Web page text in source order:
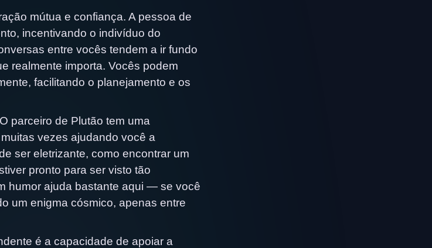
mútua e confiança. A pessoa de
incentivando o indivíduo do
entre vocês tendem a ir fundo
realmente importa. Vocês podem
facilitando o planejamento e os
parceiro de Plutão tem uma
vezes ajudando você a
ser eletrizante, como encontrar um
pronto para ser visto tão
humor ajuda bastante aqui — se você
um enigma cósmico, apenas entre
é a capacidade de apoiar a